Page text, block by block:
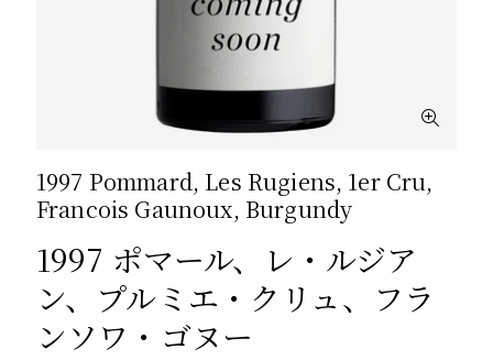
1997 Pommard, Les Rugiens, 1er Cru,
Francois Gaunoux, Burgundy
1997 ポマール、レ・ルジア
ン、プルミエ・クリュ、フラ
ンソワ・ゴヌー